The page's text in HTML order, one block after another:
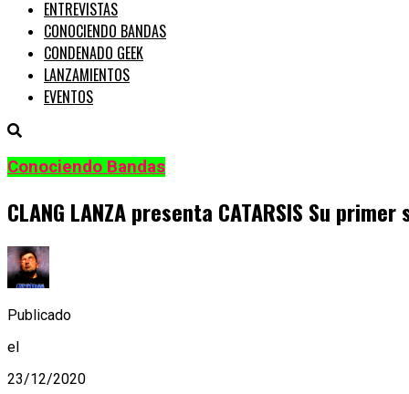
ENTREVISTAS
CONOCIENDO BANDAS
CONDENADO GEEK
LANZAMIENTOS
EVENTOS
Conociendo Bandas
CLANG LANZA presenta CATARSIS Su
Publicado
el
23/12/2020